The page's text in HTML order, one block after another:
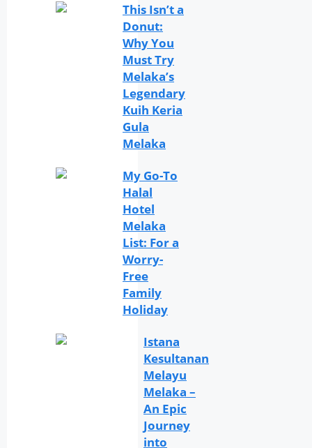
This Isn’t a
Donut:
Why You
Must Try
Melaka’s
Legendary
Kuih Keria
Gula
Melaka
My Go-To
Halal
Hotel
Melaka
List: For a
Worry-
Free
Family
Holiday
Istana
Kesultanan
Melayu
Melaka –
An Epic
Journey
into